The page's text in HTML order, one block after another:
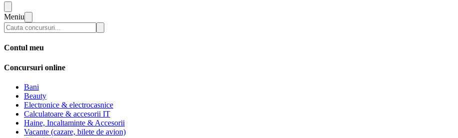
Meniu
Contul meu
Concursuri online
Bani
Beauty
Electronice & electrocasnice
Calculatoare & accesorii IT
Haine, Incaltaminte & Accesorii
Vacante (cazare, bilete de avion)